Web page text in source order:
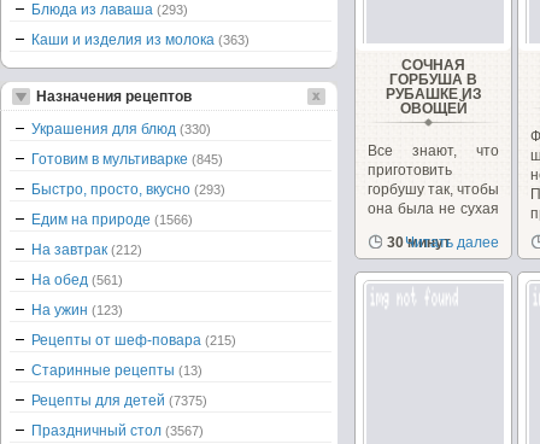
СОЧНАЯ
ГОРБУША В
РУБАШКЕ ИЗ
ОВОЩЕЙ
Все знают, что
приготовить
горбушу так, чтобы
она была не сухая
30 минут
Читать далее
Блюда из лаваша (293)
Каши и изделия из молока (363)
Назначения рецептов
Украшения для блюд (330)
Готовим в мультиварке (845)
Быстро, просто, вкусно (293)
Едим на природе (1566)
На завтрак (212)
На обед (561)
На ужин (123)
Рецепты от шеф-повара (215)
Старинные рецепты (13)
Рецепты для детей (7375)
Праздничный стол (3567)